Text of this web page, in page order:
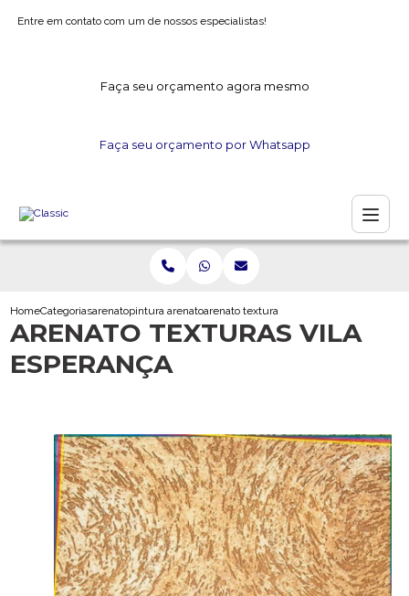
Entre em contato com um de nossos especialistas!
Faça seu orçamento agora mesmo
Faça seu orçamento por Whatsapp
HomeCategoriasarenatopintura arenatoarenato texturas vila esperanca
ARENATO TEXTURAS VILA
ESPERANÇA